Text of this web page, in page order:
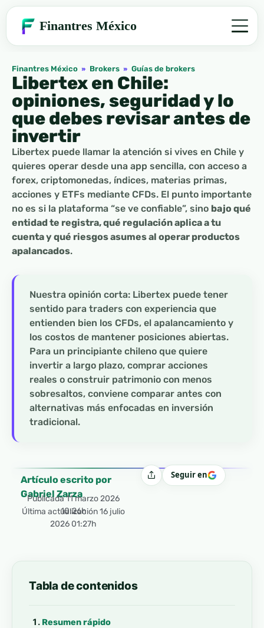
Finantres México
Finantres México » Brokers » Guías de brokers
Libertex en Chile:
opiniones, seguridad y lo
que debes revisar antes de
invertir
Libertex puede llamar la atención si vives en Chile y
quieres operar desde una app sencilla, con acceso a
forex, criptomonedas, índices, materias primas,
acciones y ETFs mediante CFDs. El punto importante
no es si la plataforma “se ve confiable”, sino bajo qué
entidad te registra, qué regulación aplica a tu
cuenta y qué riesgos asumes al operar productos
apalancados.
Nuestra opinión corta: Libertex puede tener
sentido para traders con experiencia que
entienden bien los CFDs, el apalancamiento y
los costos de mantener posiciones abiertas.
Para un principiante chileno que quiere
invertir a largo plazo, comprar acciones
reales o construir patrimonio con menos
sobresaltos, conviene comparar antes con
alternativas más enfocadas en inversión
tradicional.
Artículo escrito por
Gabriel Zarza
Publicada11 marzo 2026
10:26h
Última actualización 16 julio
2026 01:27h
CompartirSeguir en
Tabla de contenidos
Resumen rápido